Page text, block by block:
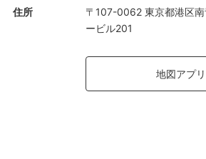
住所
〒107-0062 東京都港区
ービル201
地図アプ